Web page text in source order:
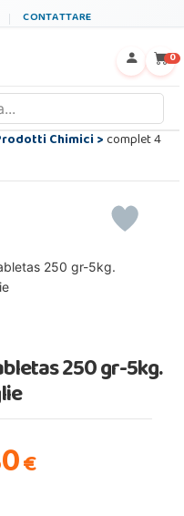
CONTATTARE
0
Chimici>complet 4
250 gr-5kg.
€